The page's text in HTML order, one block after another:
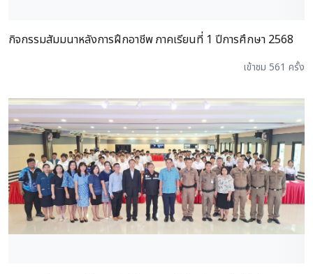
กิจกรรมสัมมนาหลังการฝึกอาชีพ ภาคเรียนที่ 1 ปีการศึกษา 2568
เข้าชม 561 ครั้ง